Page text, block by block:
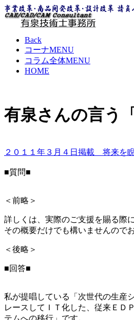
Back
コーナMENU
コラム全体MENU
HOME
有泉さんの言う
２０１１年３月４日掲載 将来を
■質問■
＜前略＞
詳しくは、実際のご支援を賜る際
その概要だけでも構いませんので
＜後略＞
■回答■
私が提唱している「次世代の生産
レースしてＩＴ化した、従来ＥＤ
テムへの移行」です。